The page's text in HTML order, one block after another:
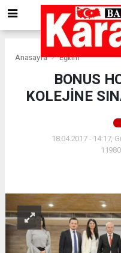
Anasayfa Eğitim
BONUS
KOLEJİNE
18.04.2017 - 14:17,